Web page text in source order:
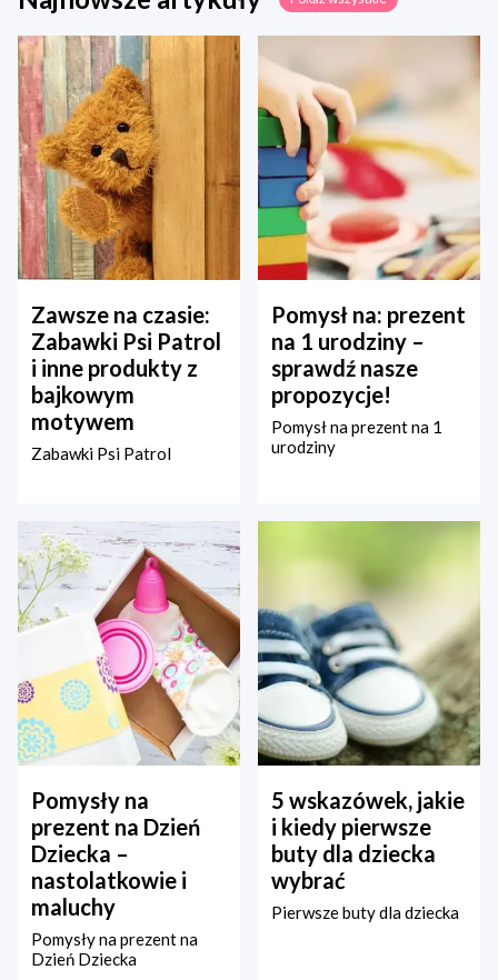
Zawsze na czasie:
Zabawki Psi Patrol
i inne produkty z
bajkowym
motywem
Zabawki Psi Patrol
Pomysł na: prezent
na 1 urodziny –
sprawdź nasze
propozycje!
Pomysł na prezent na 1
urodziny
Pomysły na
prezent na Dzień
Dziecka –
nastolatkowie i
maluchy
Pomysły na prezent na
Dzień Dziecka
5 wskazówek, jakie
i kiedy pierwsze
buty dla dziecka
wybrać
Pierwsze buty dla dziecka